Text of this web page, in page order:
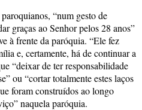
“num gesto de
graças ao Senhor pelos 28 anos”
à frente da paróquia. “Ele fez
e, certamente, há de continuar a
“deixar de ter responsabilidade
ou “cortar totalmente estes laços
foram construídos ao longo
naquela paróquia.